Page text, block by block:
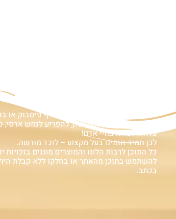
במוצרים ובמידע המובא באתר, בדף פיסבוק או
אין המלצה לגעת, להתעסק, להפריע לנחש ארסי,
עלולה לעלות בחיי אדם!
לכן תמיד הזמינו בעל מקצוע – לוכד מורשה.
כל התוכן לרבות הלוגו והמוצרים מוגנים בזכויות
להשתמש בתוכן מהאתר או בחלקו ללא קבלת
בכתב.